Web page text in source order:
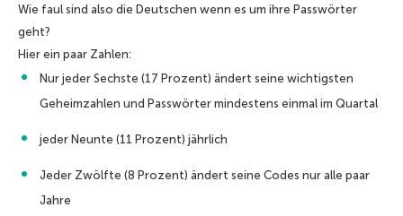
Wie faul sind also die Deutschen wenn es um ihre Passwörter
geht?
Hier ein paar Zahlen:
Nur jeder Sechste (17 Prozent) ändert seine wichtigsten
Geheimzahlen und Passwörter mindestens einmal im Quartal
jeder Neunte (11 Prozent) jährlich
Jeder Zwölfte (8 Prozent) ändert seine Codes nur alle paar
Jahre